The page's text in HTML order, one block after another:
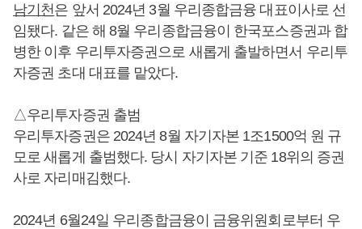
남기천은 앞서 2024년 3월 우리종합금융 대표이사로 선
임됐다. 같은 해 8월 우리종합금융이 한국포스증권과 합
병한 이후 우리투자증권으로 새롭게 출발하면서 우리투
자증권 초대 대표를 맡았다.
△우리투자증권 출범
우리투자증권은 2024년 8월 자기자본 1조1500억 원 규
모로 새롭게 출범했다. 당시 자기자본 기준 18위의 증권
사로 자리매김했다.
2024년 6월24일 우리종합금융이 금융위원회로부터 우